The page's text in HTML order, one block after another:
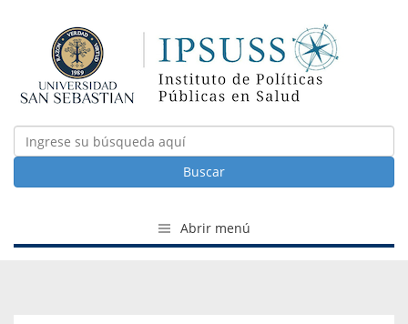
Buscar
Abrir menú